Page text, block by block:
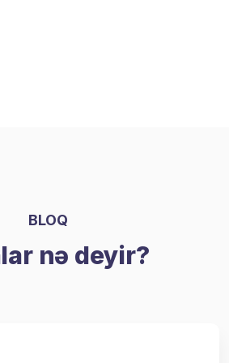
BLOQ
nə deyir?